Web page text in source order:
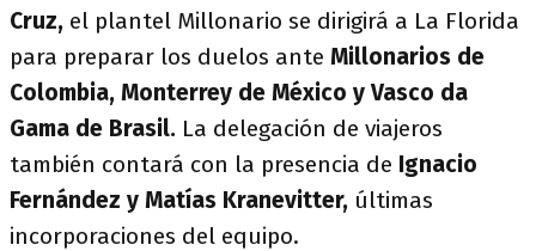
Cruz, el plantel Millonario se dirigirá a La Florida
para preparar los duelos ante Millonarios de
Colombia, Monterrey de México y Vasco da
Gama de Brasil. La delegación de viajeros
también contará con la presencia de Ignacio
Fernández y Matías Kranevitter, últimas
incorporaciones del equipo.